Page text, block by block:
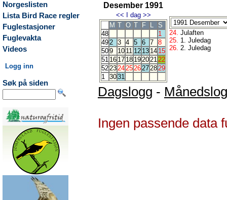
Norgeslisten
Lista Bird Race regler
Fuglestasjoner
Fuglevakta
Videos
Logg inn
Søk på siden
Desember 1991
<< I dag >>
M T O T F L
S
48
1
492 3 4 5 6 7 8
509 10 11 12 13 14 15
51 16 17 18 19202122
5223242526272829
1 3031
24. Julaften
25. 1. Juledag
26. 2. Juledag
Dagslogg -
Ingen passende data